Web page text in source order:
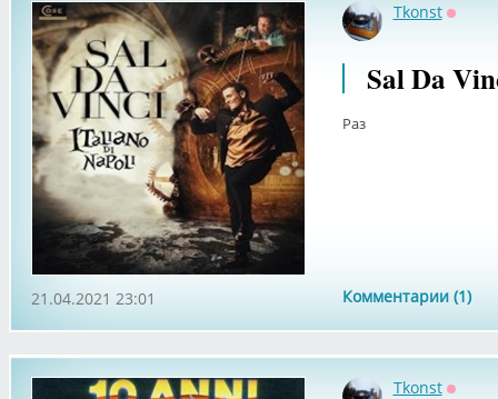
Tkonst
Sal Da
Раз
Комментарии (1)
21.04.2021 23:01
Tkonst